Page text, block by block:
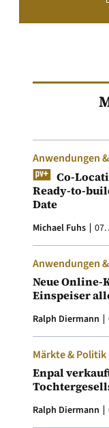
Anwendungen
Co-
Ready-to-
Date
Michael Fuhs 07.
Anwendungen
Neue Online-
Einspeiser
Ralph Diermann
Märkte & Politik
Enpal
Ralph Diermann